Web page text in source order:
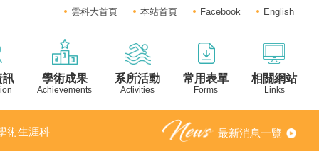
English
Facebook
本站首頁
雲科大首頁
訊 學術成果
Achievements
系所活動
Activities
常用表單
Forms
相關網站
Links
最新消息一覽
術生涯科